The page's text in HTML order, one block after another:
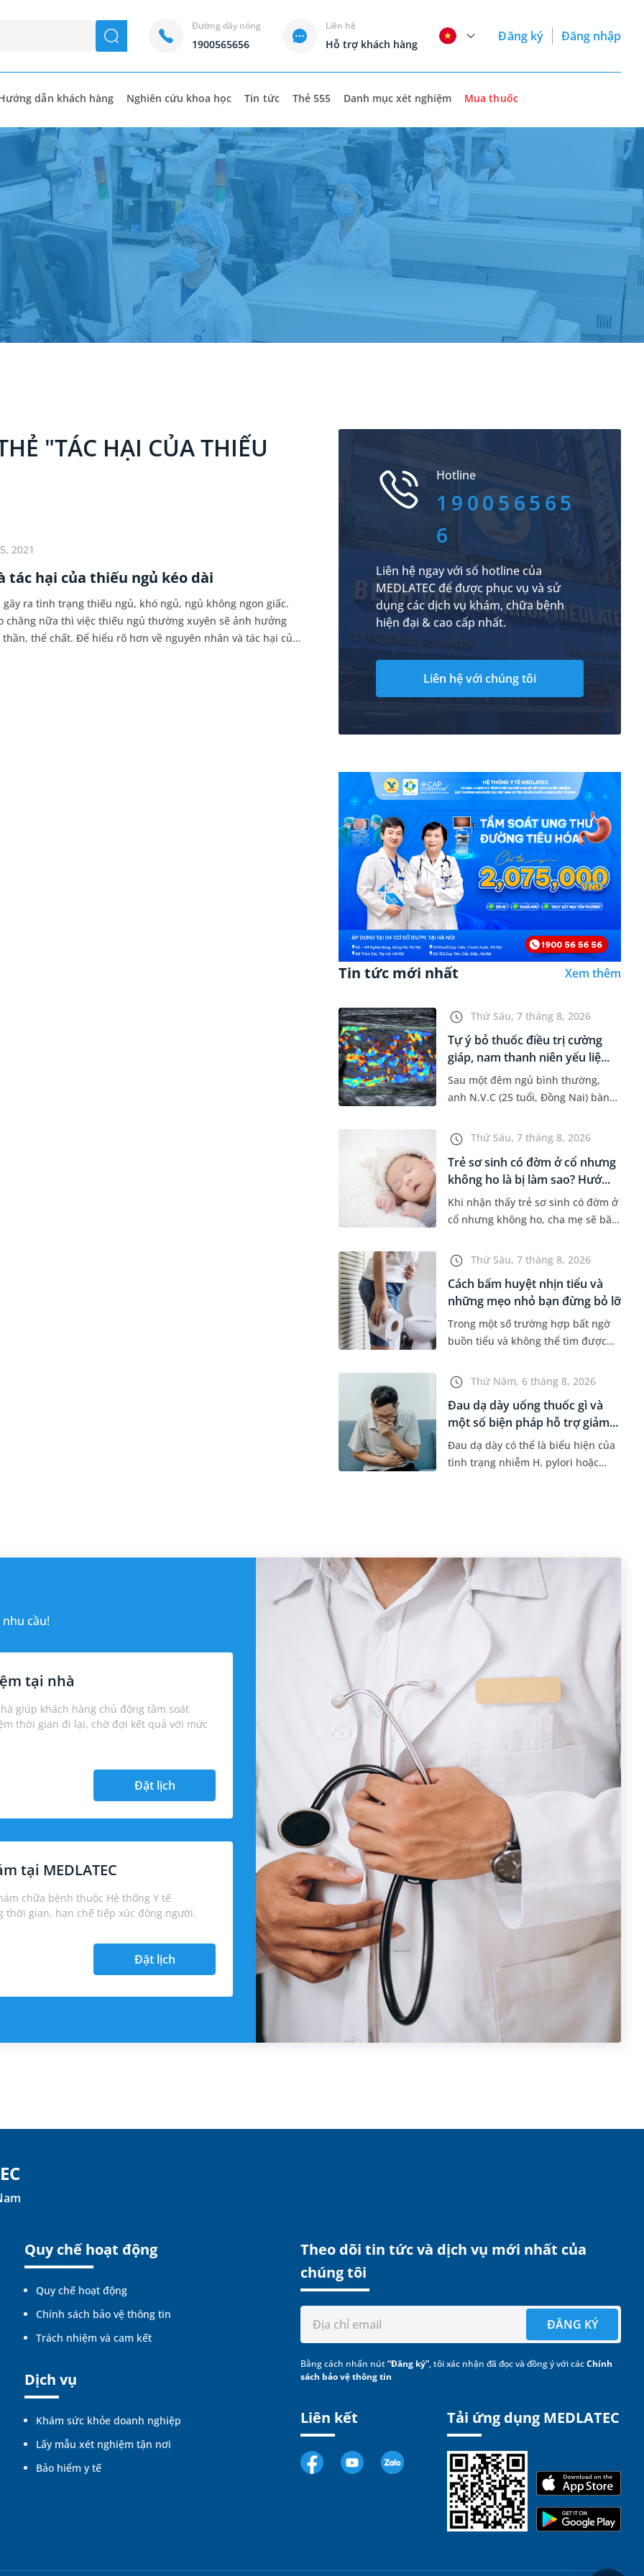
seach
Đường dây nóng
1900565656
Liên hệ
Hỗ trợ khách hàng
Đăng ký Đăng nhập
dẫn khách hàng Nghiên cứu khoa học Tin tức Thẻ 555 Danh mục xét nghiệm Mua thuốc
"TÁC HẠI CỦA THIẾU
2021
tác hại của thiếu ngủ kéo dài
ra tình trạng thiếu ngủ, khó ngủ, ngủ không ngon giấc.
chăng nữa thì việc thiếu ngủ thường xuyên sẽ ảnh hưởng
thể chất. Để hiểu rõ hơn về nguyên nhân và tác hại của
Hotline
190056565
6
Liên hệ ngay với số hotline của
MEDLATEC để được phục vụ và sử
dụng các dịch vụ khám, chữa bệnh
hiện đại & cao cấp nhất.
Liên hệ với chúng tôi
Tin tức mới nhất Xem thêm
Thứ Sáu, 7 tháng 8, 2026
Tự ý bỏ thuốc điều trị cường
giáp, nam thanh niên yếu liệ...
Sau một đêm ngủ bình thường,
anh N.V.C (25 tuổi, Đồng Nai) bàng
không thể vận động đi lại được. Kết
quả thăm khám tại Phòng...
Thứ Sáu, 7 tháng 8, 2026
Trẻ sơ sinh có đờm ở cổ nhưng
không ho là bị làm sao? Hướ...
Khi nhận thấy trẻ sơ sinh có đờm ở
cổ nhưng không ho, cha mẹ sẽ băn
đường hô hấp hay không. Những
chia sẻ dưới đây sẽ giúp ch...
Thứ Sáu, 7 tháng 8, 2026
Cách bấm huyệt nhịn tiểu và
những mẹo nhỏ bạn đừng bỏ lỡ
Trong một số trường hợp bất ngờ
buồn tiểu và không thể tìm được
dụng phương pháp bấm huyệt
nhịn tiểu. Vậy cách bấm huyệt
nhịn...
Thứ Năm, 6 tháng 8, 2026
Đau dạ dày uống thuốc gì và
một số biện pháp hỗ trợ giảm...
Đau dạ dày có thể là biểu hiện của
tình trạng nhiễm H. pylori hoặc
cầu!
tại nhà
giúp khách hàng chủ động tầm soát
thời gian đi lại, chờ đợi kết quả với mức
Đặt lịch
tại MEDLATEC
chữa bệnh thuộc Hệ thống Y tế
thời gian, hạn chế tiếp xúc đông người.
Đặt lịch
Quy chế hoạt động
Quy chế hoạt động
Chính sách bảo vệ thông tin
Trách nhiệm và cam kết
Dịch vụ
Khám sức khỏe doanh nghiệp
Lấy mẫu xét nghiệm tận nơi
Bảo hiểm y tế
Theo dõi tin tức và dịch vụ mới nhất của
chúng tôi
ĐĂNG KÝ
Bằng cách nhấn nút“Đăng ký”, tôi xác nhận đã đọc và đồng ý với cácChính
sách bảo vệ thông tin
Liên kết Tải ứng dụng MEDLATEC